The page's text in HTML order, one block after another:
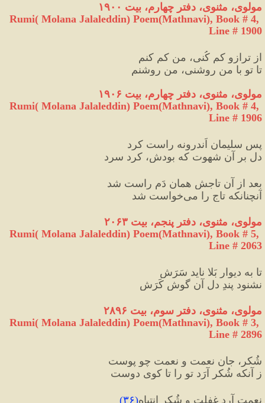
مولوی، مثنوی، دفتر چهارم، بیت ۱۹۰۰
Rumi( Molana Jalaleddin) Poem(Mathnavi), Book # 4,
Line # 1900
از ترازو کم کُنی، من کم کنم
تا تو با من روشنی، من روشنم
مولوی، مثنوی، دفتر چهارم، بیت ۱۹۰۶
Rumi( Molana Jalaleddin) Poem(Mathnavi), Book # 4,
Line # 1906
پس سلیمان اَندرونه راست کرد
دل بر آن شهوت که بودش، کرد سرد
بعد از آن تاجش همان دَم راست شد
آنچنانکه تاج را می‌خواست شد
مولوی، مثنوی، دفتر پنجم، بیت ۲۰۶۳
Rumi( Molana Jalaleddin) Poem(Mathnavi), Book # 5,
Line # 2063
تا به دیوارِ بَلا ناید سَرَش
نشنود پندِ دل آن گوشِ کَرَش
مولوی، مثنوی، دفتر سوم، بیت ۲۸۹۶
Rumi( Molana Jalaleddin) Poem(Mathnavi), Book # 3,
Line # 2896
شُکر، جانِ نعمت و نعمت چو پوست
ز آنکه شُکر آرَد تو را تا کویِ دوست
نعمت آرد غفلت و شُکر اِنتِباه(۳۶)